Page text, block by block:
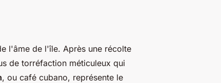
l'âme de l'île. Après une récolte
de torréfaction méticuleux qui
, ou café cubano, représente le